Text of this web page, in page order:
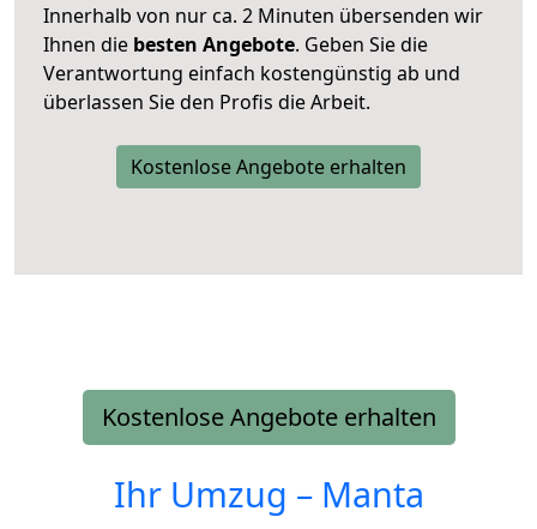
Innerhalb von nur ca. 2 Minuten übersenden wir
Ihnen die besten Angebote. Geben Sie die
Verantwortung einfach kostengünstig ab und
überlassen Sie den Profis die Arbeit.
Kostenlose Angebote erhalten
Kostenlose Angebote erhalten
Ihr Umzug – Manta